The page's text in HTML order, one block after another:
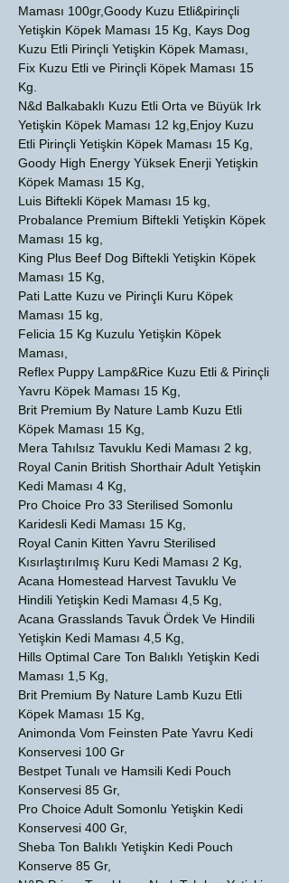
Maması 100gr,Goody Kuzu Etli&pirinçli
Yetişkin Köpek Maması 15 Kg, Kays Dog
Kuzu Etli Pirinçli Yetişkin Köpek Maması,
Fix Kuzu Etli ve Pirinçli Köpek Maması 15
Kg.
N&d Balkabaklı Kuzu Etli Orta ve Büyük Irk
Yetişkin Köpek Maması 12 kg,Enjoy Kuzu
Etli Pirinçli Yetişkin Köpek Maması 15 Kg,
Goody High Energy Yüksek Enerji Yetişkin
Köpek Maması 15 Kg,
Luis Biftekli Köpek Maması 15 kg,
Probalance Premium Biftekli Yetişkin Köpek
Maması 15 kg,
King Plus Beef Dog Biftekli Yetişkin Köpek
Maması 15 Kg,
Pati Latte Kuzu ve Pirinçli Kuru Köpek
Maması 15 kg,
Felicia 15 Kg Kuzulu Yetişkin Köpek
Maması,
Reflex Puppy Lamp&Rice Kuzu Etli & Pirinçli
Yavru Köpek Maması 15 Kg,
Brit Premium By Nature Lamb Kuzu Etli
Köpek Maması 15 Kg,
Mera Tahılsız Tavuklu Kedi Maması 2 kg,
Royal Canin British Shorthair Adult Yetişkin
Kedi Maması 4 Kg,
Pro Choice Pro 33 Sterilised Somonlu
Karidesli Kedi Maması 15 Kg,
Royal Canin Kitten Yavru Sterilised
Kısırlaştırılmış Kuru Kedi Maması 2 Kg,
Acana Homestead Harvest Tavuklu Ve
Hindili Yetişkin Kedi Maması 4,5 Kg,
Acana Grasslands Tavuk Ördek Ve Hindili
Yetişkin Kedi Maması 4,5 Kg,
Hills Optimal Care Ton Balıklı Yetişkin Kedi
Maması 1,5 Kg,
Brit Premium By Nature Lamb Kuzu Etli
Köpek Maması 15 Kg,
Animonda Vom Feinsten Pate Yavru Kedi
Konservesi 100 Gr
Bestpet Tunalı ve Hamsili Kedi Pouch
Konservesi 85 Gr,
Pro Choice Adult Somonlu Yetişkin Kedi
Konservesi 400 Gr,
Sheba Ton Balıklı Yetişkin Kedi Pouch
Konserve 85 Gr,